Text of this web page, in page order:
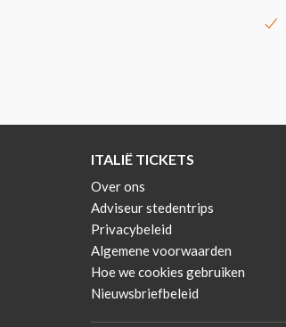
ITALIË TICKETS
Over ons
Adviseur stedentrips
Privacybeleid
Algemene voorwaarden
Hoe we cookies gebruiken
Nieuwsbriefbeleid